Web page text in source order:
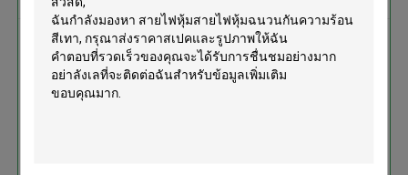
สายไฟหุ้มสายไฟหุ้มฉนวนกันความ
ร้อนสีเทา